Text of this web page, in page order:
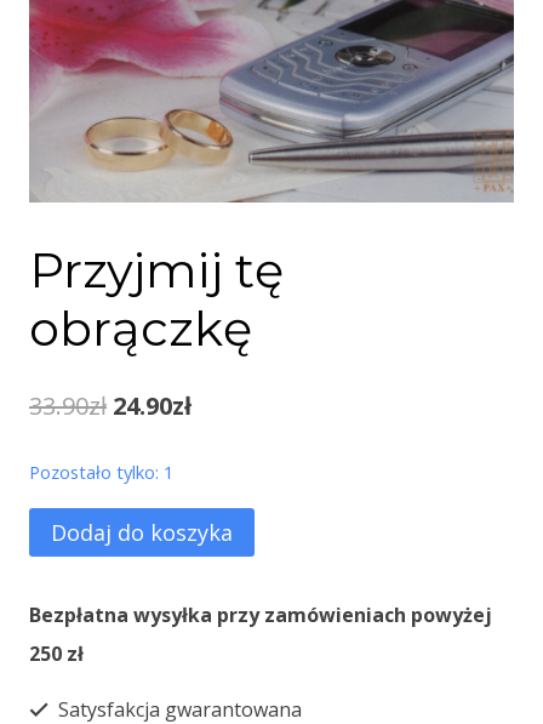
Przyjmij tę
obrączkę
33.90zł Pierwotna
wynosiła:
33.90zł.
24.90złAktualna
wynosi:
24.90zł.
Pozostało tylko: 1
ilość
Przyjmij
tę
obrączkę
Dodaj do koszyka
Bezpłatna wysyłka przy zamówieniach powyżej
250 zł
Satysfakcja gwarantowana